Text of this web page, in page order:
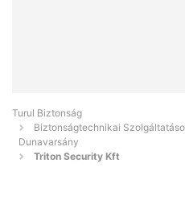
Turul Biztonság
Biztonságtechnikai
Dunavarsány
Triton Security Kft